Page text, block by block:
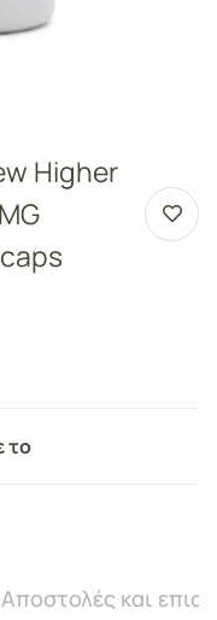
Higher
το
Αποστολές και